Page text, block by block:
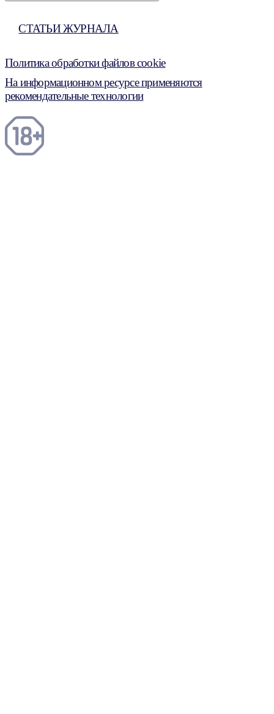
СТАТЬИ ЖУРНАЛА
Политика обработки файлов cookie
На информационном ресурсе применяются
рекомендательные технологии